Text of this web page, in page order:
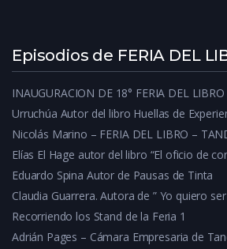
Episodios de FERIA DEL
INAUGURACION DE 18° FERIA DEL
Nicolás Marino – FERIA DEL LIBRO –
Elías El Hage autor del libro “El oficio de
Eduardo Spina Autor de Pausas de Tinta
Claudia Guarrera. Autora de ” Yo quiero
Recorriendo los Stand de la Feria 1
Adrián Pages – Cámara Empresaria de